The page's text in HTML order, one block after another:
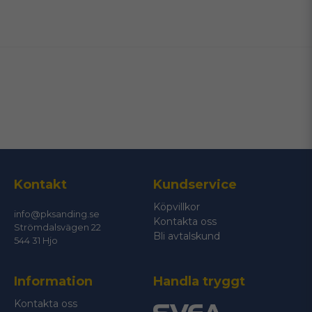
Ja, ni får publicera min fråga
Skicka fråga
Kontakt
info@pksanding.se
Strömdalsvägen 22
544 31 Hjo
Kundservice
Köpvillkor
Kontakta oss
Bli avtalskund
Information
Kontakta oss
Handla tryggt